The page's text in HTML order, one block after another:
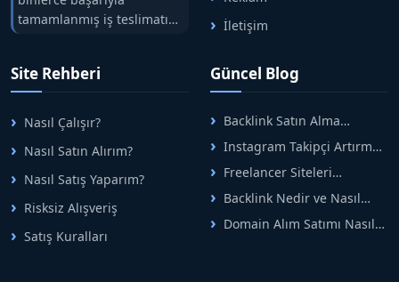
tamamlanmış iş teslimatını
tek çatıda buluşturuyoruz.
arasındaki süreci risksiz
alışveriş sistemi ile koruyan
ticaretin güvenli
adreslerinden birisidir.
İletişim
Site Rehberi
Nasıl Çalışır?
Nasıl Satın Alırım?
Nasıl Satış Yaparım?
Risksiz Alışveriş
Satış Kuralları
Güncel Blog
Backlink Satın Alma
Rehberi: Güvenli SEO İçin
Doğru Adımlar
Instagram Takipçi Artırma
Yöntemleri: Organik Büyüme
Rehberi
Freelancer Siteleri
Arasında Doğru Seçim Nasıl
Yapılır
Backlink Nedir ve Nasıl
Alınır? Etkili Yöntemler
Domain Alım Satımı Nasıl